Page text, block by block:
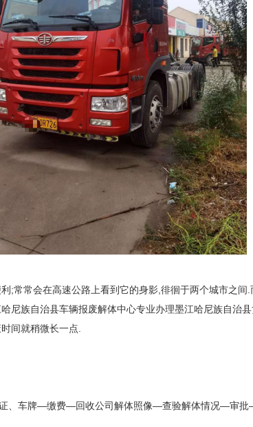
;常常会在高速公路上看到它的身影,徘徊于两个城市之间
尼族自治县车辆报废解体中心专业办理墨江哈尼族自治
间就稍微长一点.
、车牌—缴费—回收公司解体照像—查验解体情况—审批